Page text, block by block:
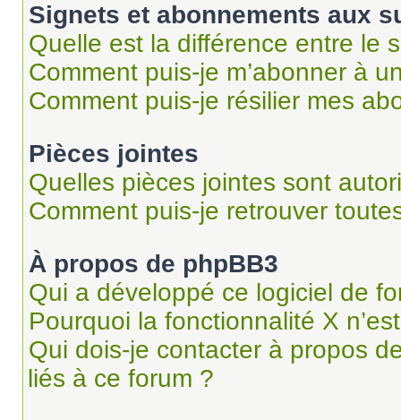
Signets et abonnements aux
Quelle est la différence entre le
Comment puis-je m’abonner à
Comment puis-je résilier mes
Pièces jointes
Quelles pièces jointes sont
Comment puis-je retrouver
À propos de phpBB3
Qui a développé ce logiciel de
Pourquoi la fonctionnalité X
Qui dois-je contacter à propos
liés à ce forum ?